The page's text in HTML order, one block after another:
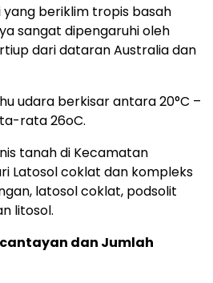
yang beriklim tropis basah
sangat dipengaruhi oleh
dari dataran Australia dan
udara berkisar antara 20°C –
rata 26oC.
tanah di Kecamatan
Latosol coklat dan kompleks
latosol coklat, podsolit
litosol.
dan Jumlah